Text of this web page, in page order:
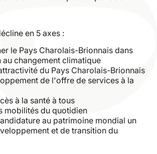
en 5 axes :
le Pays Charolais-Brionnais dans
changement climatique
du Pays Charolais-Brionnais
de l'offre de services à la
à la santé à tous
mobilités du quotidien
au patrimoine mondial un
et de transition du